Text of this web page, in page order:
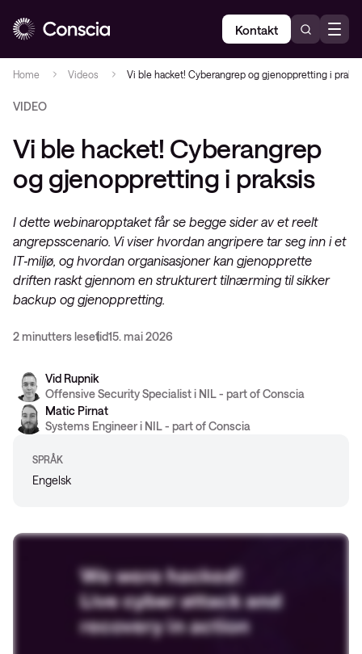
Kontakt
Home Videos Vi ble hacket! Cyberangrep og gjenoppretting i
VIDEO
Vi ble hacket! Cyberangrep
og gjenoppretting i praksis
I dette webinaropptaket får se begge sider av et reelt
angrepsscenario. Vi viser hvordan angripere tar seg inn i et
IT‑miljø, og hvordan organisasjoner kan gjenopprette
driften raskt gjennom en strukturert tilnærming til sikker
backup og gjenoppretting.
2 minutters lesetid15. mai 2026
Vid Rupnik
Offensive Security Specialist i NIL - part of Conscia
Matic Pirnat
Systems Engineer i NIL - part of Conscia
SPRÅK
Engelsk